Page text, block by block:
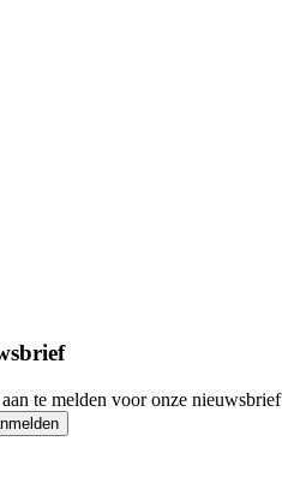
te melden voor onze nieuwsbrief